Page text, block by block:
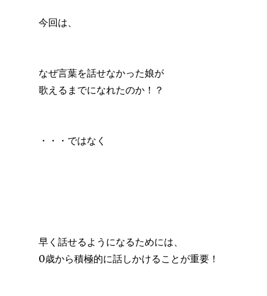
今回は、
なぜ言葉を話せなかった娘が
歌えるまでになれたのか！？
・・・ではなく
早く話せるようになるためには、
0歳から積極的に話しかけることが重要！